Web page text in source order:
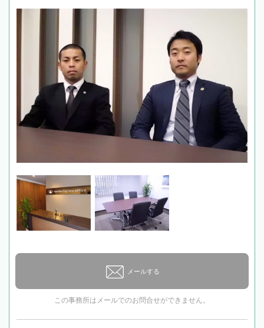
メールする
この事務所はメールでのお問合せができません。